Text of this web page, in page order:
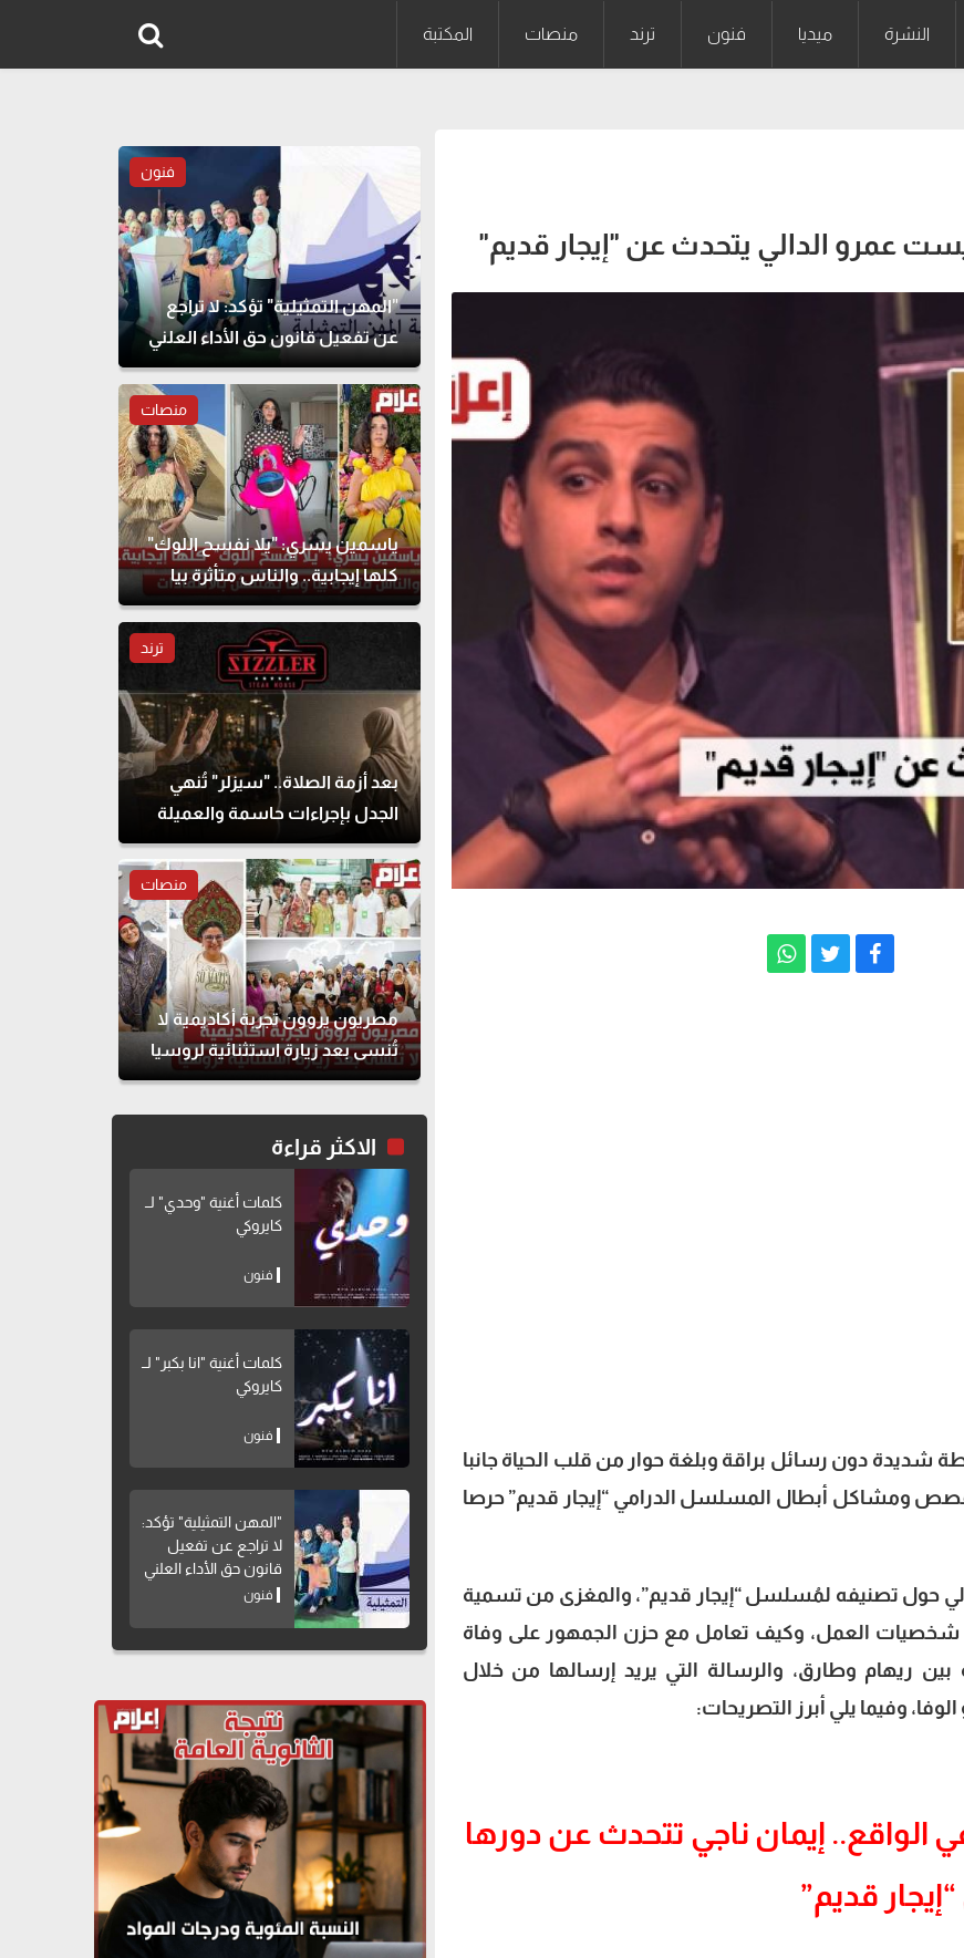
النشرة ميديا فنون ترند منصات المكتبة
عمرو الدالي يتحدث عن "إيجار قديم"
شديدة دون رسائل براقة وبلغة حوار من قلب الحياة جانبا
قصص ومشاكل أبطال المسلسل الدرامي “إيجار قديم” حرصا
حول تصنيفه لمُسلسل “إيجار قديم”، والمغزى من تسمية
شخصيات العمل، وكيف تعامل مع حزن الجمهور على وفاة
ريهام وطارق، والرسالة التي يريد إرسالها من خلال
وفيما يلي أبرز التصريحات:
إيمان ناجي تتحدث عن دورها
قديم”
فنون
"المهن التمثيلية" تؤكد: لا تراجع
عن تفعيل قانون حق الأداء العلني
منصات
ياسمين يسري: "يلا نفسح اللوك"
كلها إيجابية.. والناس متأثرة بيا
وما بهتمش بالانتقادات
ترند
بعد أزمة الصلاة.. "سيزلر" تُنهي
الجدل بإجراءات حاسمة والعميلة
تحذف المنشور
منصات
مصريون يروون تجربة أكاديمية لا
تُنسى بعد زيارة استثنائية لروسيا
الاكثر قراءة
كلمات أغنية "وحدي" لــ
كايروكي
فنون
كلمات أغنية "انا بكبر" لــ
كايروكي
فنون
"المهن التمثيلية" تؤكد:
لا تراجع عن تفعيل
قانون حق الأداء العلني
فنون